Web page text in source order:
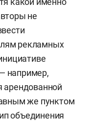
не
рекламных
например,
арендованной
же пунктом
объединения